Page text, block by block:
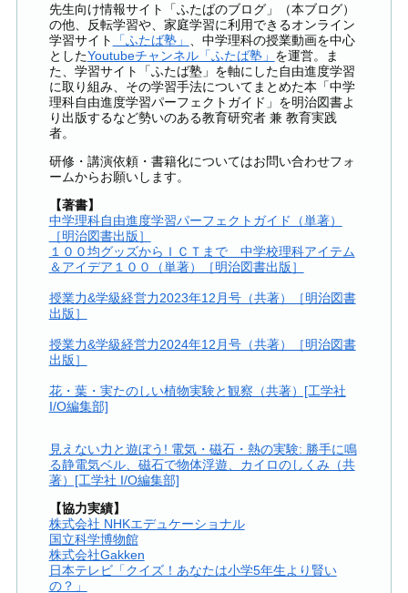
先生向け情報サイト「ふたばのブログ」（本ブログ）
の他、反転学習や、家庭学習に利用できるオンライン
学習サイト
「ふたば塾」 、中学理科の授業動画を中心
としたYoutubeチャンネル「ふたば塾」 を運営。ま
た、学習サイト「ふたば塾」を軸にした自由進度学習
に取り組み、その学習手法についてまとめた本「中学
理科自由進度学習パーフェクトガイド」を明治図書よ
り出版するなど勢いのある教育研究者 兼 教育実践
者。
研修・講演依頼・書籍化についてはお問い合わせフォ
ームからお願いします。
【著書】
中学理科自由進度学習パーフェクトガイド（単著）
［明治図書出版］
１００均グッズからＩＣＴまで 中学校理科アイテム
＆アイデア１００（単著）［明治図書出版］
授業力&学級経営力2023年12月号（共著）［明治図書
出版］
授業力&学級経営力2024年12月号（共著）［明治図書
出版］
花・葉・実たのしい植物実験と観察（共著）[工学社
I/O編集部]
見えない力と遊ぼう! 電気・磁石・熱の実験: 勝手に鳴
る静電気ベル、磁石で物体浮遊、カイロのしくみ（共
著）[工学社 I/O編集部]
【協力実績】
株式会社 NHKエデュケーショナル
国立科学博物館
株式会社Gakken
日本テレビ「クイズ！あなたは小学5年生より賢い
の？」